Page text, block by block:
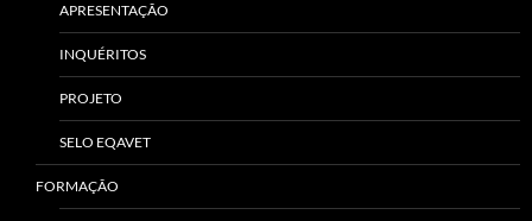
APRESENTAÇÃO
INQUÉRITOS
PROJETO
SELO EQAVET
FORMAÇÃO